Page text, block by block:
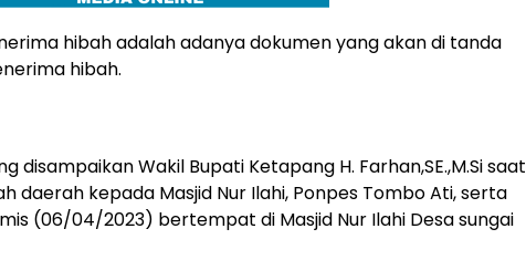
hibah adalah adanya dokumen yang akan di tanda
hibah.
disampaikan Wakil Bupati Ketapang H. Farhan,SE.,M.Si saat
daerah kepada Masjid Nur Ilahi, Ponpes Tombo Ati, serta
(06/04/2023) bertempat di Masjid Nur Ilahi Desa sungai